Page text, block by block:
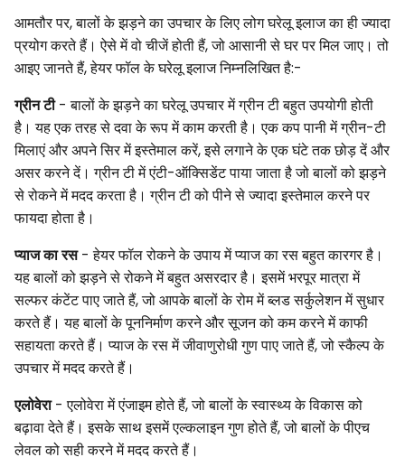
आमतौर पर, बालों के झड़ने का उपचार के लिए लोग घरेलू इलाज का ही ज्यादा
प्रयोग करते हैं। ऐसे में वो चीजें होती हैं, जो आसानी से घर पर मिल जाए। तो
आइए जानते हैं, हेयर फॉल के घरेलू इलाज निम्नलिखित है:-
ग्रीन टी- बालों के झड़ने का घरेलू उपचार में ग्रीन टी बहुत उपयोगी होती
है। यह एक तरह से दवा के रूप में काम करती है। एक कप पानी में ग्रीन-टी
मिलाएं और अपने सिर में इस्तेमाल करें, इसे लगाने के एक घंटे तक छोड़ दें और
असर करने दें। ग्रीन टी में एंटी-ऑक्सिडेंट पाया जाता है जो बालों को झड़ने
से रोकने में मदद करता है। ग्रीन टी को पीने से ज्यादा इस्तेमाल करने पर
फायदा होता है।
प्याज का रस- हेयर फॉल रोकने के उपाय में प्याज का रस बहुत कारगर है।
यह बालों को झड़ने से रोकने में बहुत असरदार है। इसमें भरपूर मात्रा में
सल्फर कंटेंट पाए जाते हैं, जो आपके बालों के रोम में ब्लड सर्कुलेशन में सुधार
करते हैं। यह बालों के पूननिर्माण करने और सूजन को कम करने में काफी
सहायता करते हैं। प्याज के रस में जीवाणुरोधी गुण पाए जाते हैं, जो स्कैल्प के
उपचार में मदद करते हैं।
एलोवेरा- एलोवेरा में एंजाइम होते हैं, जो बालों के स्वास्थ्य के विकास को
बढ़ावा देते हैं। इसके साथ इसमें एल्कलाइन गुण होते हैं, जो बालों के पीएच
लेवल को सही करने में मदद करते हैं।